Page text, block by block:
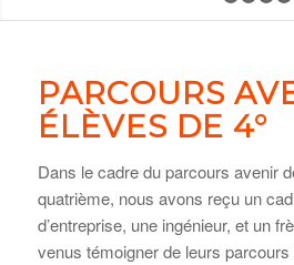
PARCOURS
ÉLÈVES DE 4°
Dans le cadre du parcours avenir
quatrième, nous avons reçu un
d’entreprise, une ingénieur, et un
venus témoigner de leurs parcours